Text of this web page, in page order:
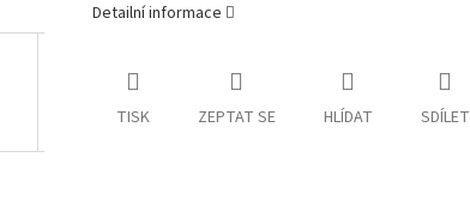
Detailní informace
TISK ZEPTAT SE HLÍDAT SDÍLET